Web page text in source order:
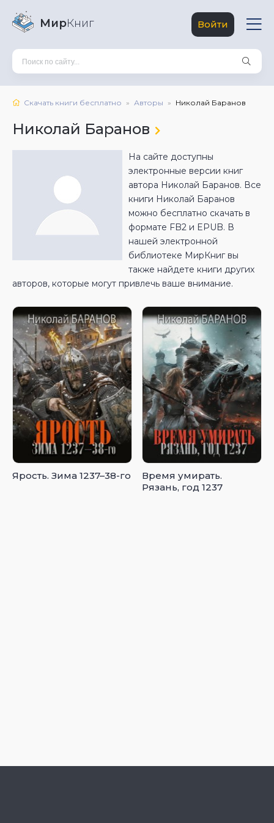
МирКниг Войти
Скачать книги бесплатно Авторы Николай Баранов
Николай Баранов
На сайте доступны
электронные версии книг
автора Николай Баранов. Все
книги Николай Баранов
можно бесплатно скачать в
формате FB2 и EPUB. В
нашей электронной
библиотеке МирКниг вы
также найдете книги других
авторов, которые могут привлечь ваше внимание.
Ярость. Зима 1237–38-го
Время умирать.
Рязань, год 1237